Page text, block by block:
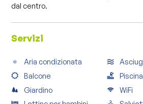
dal centro.
Servizi
Aria condizionata
Balcone
Piscina
Giardino
WiFi